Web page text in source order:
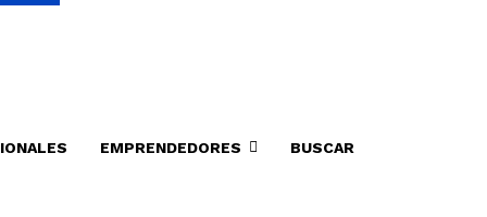
EMPRENDEDORES BUSCAR